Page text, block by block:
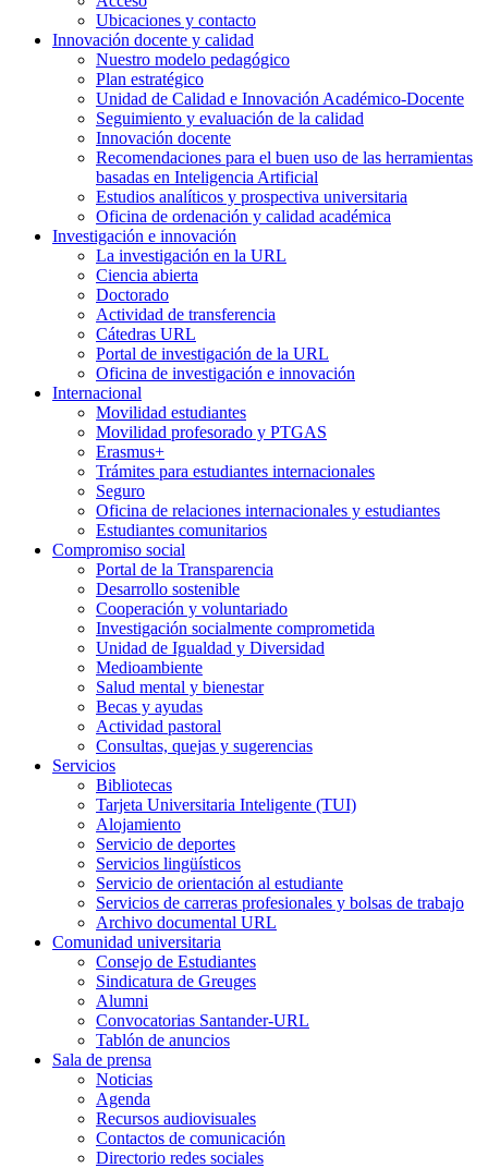
Ubicaciones y contacto
Innovación docente y calidad
Nuestro modelo pedagógico
Plan estratégico
Unidad de Calidad e Innovación Académico-Docente
Seguimiento y evaluación de la calidad
Innovación docente
Recomendaciones para el buen uso de las herramientas
basadas en Inteligencia Artificial
Estudios analíticos y prospectiva universitaria
Oficina de ordenación y calidad académica
Investigación e innovación
La investigación en la URL
Ciencia abierta
Doctorado
Actividad de transferencia
Cátedras URL
Portal de investigación de la URL
Oficina de investigación e innovación
Internacional
Movilidad estudiantes
Movilidad profesorado y PTGAS
Erasmus+
Trámites para estudiantes internacionales
Seguro
Oficina de relaciones internacionales y estudiantes
Estudiantes comunitarios
Compromiso social
Portal de la Transparencia
Desarrollo sostenible
Cooperación y voluntariado
Investigación socialmente comprometida
Unidad de Igualdad y Diversidad
Medioambiente
Salud mental y bienestar
Becas y ayudas
Actividad pastoral
Consultas, quejas y sugerencias
Servicios
Bibliotecas
Tarjeta Universitaria Inteligente (TUI)
Alojamiento
Servicio de deportes
Servicios lingüísticos
Servicio de orientación al estudiante
Servicios de carreras profesionales y bolsas de trabajo
Archivo documental URL
Comunidad universitaria
Consejo de Estudiantes
Sindicatura de Greuges
Alumni
Convocatorias Santander-URL
Tablón de anuncios
Sala de prensa
Noticias
Agenda
Recursos audiovisuales
Contactos de comunicación
Directorio redes sociales